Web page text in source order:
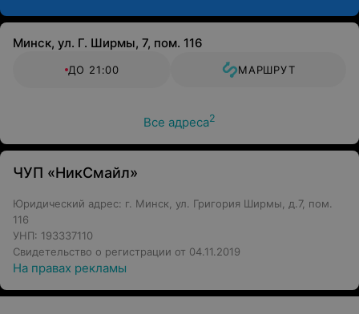
Минск, ул. Г. Ширмы, 7, пом. 116
ДО 21:00 МАРШРУТ
Все адреса2
ЧУП «НикСмайл»
Юридический адрес: г. Минск, ул. Григория Ширмы, д.7, пом.
116
УНП: 193337110
Свидетельство о регистрации от 04.11.2019
На правах рекламы